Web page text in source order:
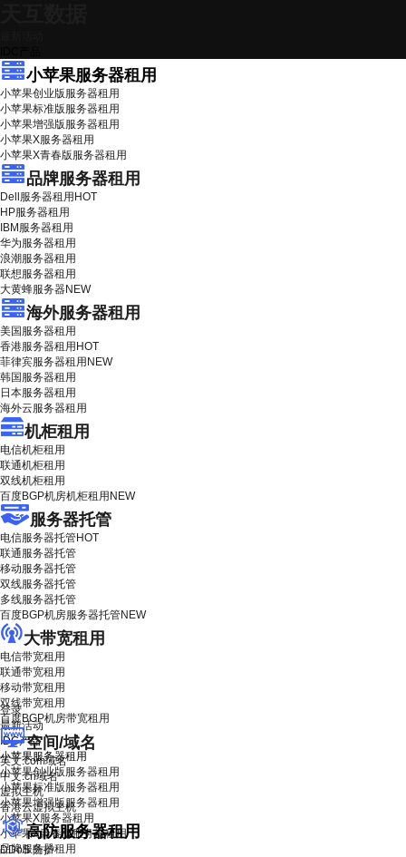
小苹果服务器租用
小苹果创业版服务器租用
小苹果标准版服务器租用
小苹果增强版服务器租用
小苹果X服务器租用
小苹果X青春版服务器租用
品牌服务器租用
Dell服务器租用 HOT
HP服务器租用
IBM服务器租用
华为服务器租用
浪潮服务器租用
联想服务器租用
大黄蜂服务器NEW
海外服务器租用
美国服务器租用
香港服务器租用 HOT
菲律宾服务器租用 NEW
韩国服务器租用
日本服务器租用
海外云服务器租用
机柜租用
电信机柜租用
联通机柜租用
双线机柜租用
百度BGP机房机柜租用 NEW
服务器托管
电信服务器托管HOT
联通服务器托管
移动服务器托管
双线服务器托管
多线服务器托管
百度BGP机房服务器托管NEW
大带宽租用
电信带宽租用
联通带宽租用
移动带宽租用
双线带宽租用
百度BGP机房带宽租用
空间/域名
英文.com域名
中文.cn域名
虚拟主机
香港云虚拟主机
高防服务器租用
DDoS 防护
登录
最新活动
IDC产品
小苹果服务器租用
小苹果创业版服务器租用
小苹果标准版服务器租用
小苹果增强版服务器租用
小苹果X服务器租用
小苹果X青春版服务器租用
品牌服务器租用